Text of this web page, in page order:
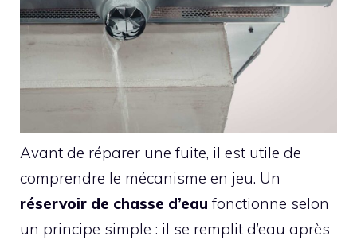
Avant de réparer une fuite, il est utile de
comprendre le mécanisme en jeu. Un
réservoir de chasse d’eau fonctionne selon
un principe simple : il se remplit d’eau après